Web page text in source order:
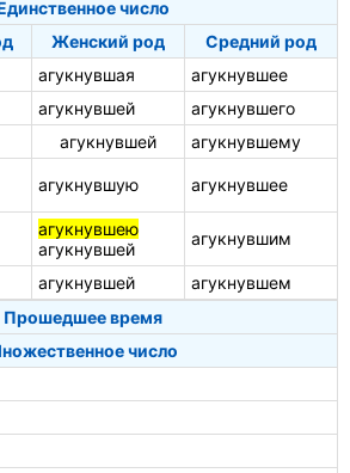
число
Женский род
Средний род
агукнувшая
агукнувшее
агукнувшей
агукнувшего
агукнувшей агукнувшему
агукнувшую агукнувшее
агукнувшею
агукнувшей
агукнувшим
агукнувшей
агукнувшем
Прошедшее время
число